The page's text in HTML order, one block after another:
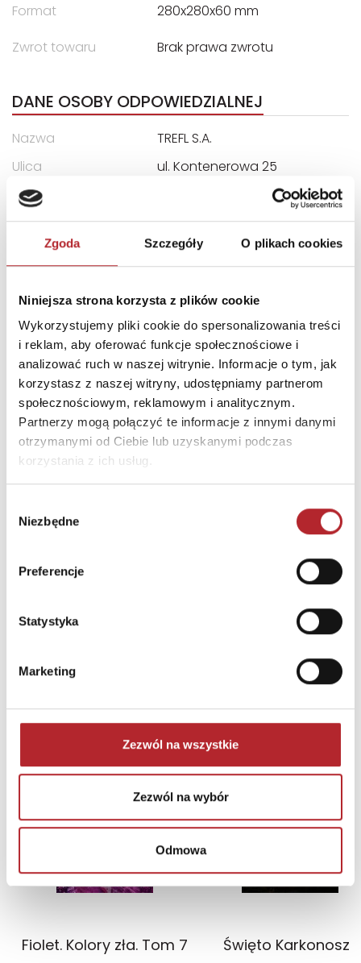
Zgoda Szczegóły O plikach cookies
Niniejsza strona korzysta z plików cookie
Wykorzystujemy pliki cookie do spersonalizowania treści
i reklam, aby oferować funkcje społecznościowe i
analizować ruch w naszej witrynie. Informacje o tym, jak
korzystasz z naszej witryny, udostępniamy partnerom
społecznościowym, reklamowym i analitycznym.
Partnerzy mogą połączyć te informacje z innymi danymi
otrzymanymi od Ciebie lub uzyskanymi podczas
korzystania z ich usług.
zgody
Niezbędne
Preferencje
Statystyka
Marketing
Zezwól na wszystkie
Zezwól na wybór
Odmowa
Format
280x280x60 mm
Zwrot towaru
Brak prawa zwrotu
DANE OSOBY ODPOWIEDZIALNEJ
Nazwa
TREFL S.A.
Ulica
ul. Kontenerowa 25
Kod pocztowy
Miasto
Gdynia
E-mail
trefl@trefl.com
INNI KLIENCI KUPOWALI
Bright Junior Media
Fiolet. Kolory zła. Tom 7
TOP 100
Święto Karkonoszy